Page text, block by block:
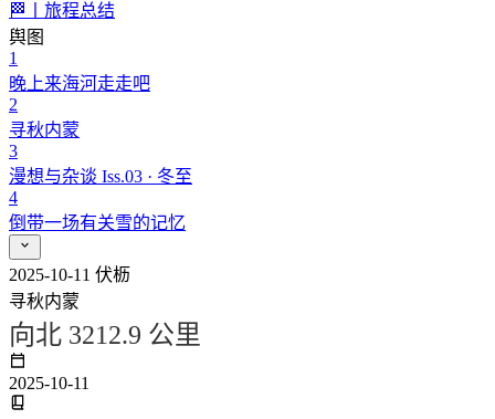
🏁丨旅程总结
舆图
1
晚上来海河走走吧
2
寻秋内蒙
3
漫想与杂谈 Iss.03 · 冬至
4
倒带一场有关雪的记忆
2025-10-11 伏枥
寻秋内蒙
向北 3212.9 公里
2025-10-11